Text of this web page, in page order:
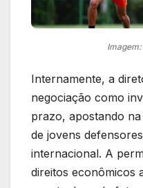
Internamente, a
negociação como
prazo, apostando
de jovens
internacional. A
direitos econômicos